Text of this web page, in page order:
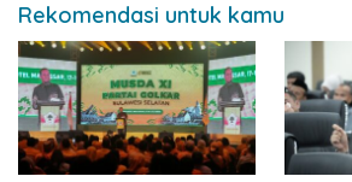
Rekomendasi untuk kamu